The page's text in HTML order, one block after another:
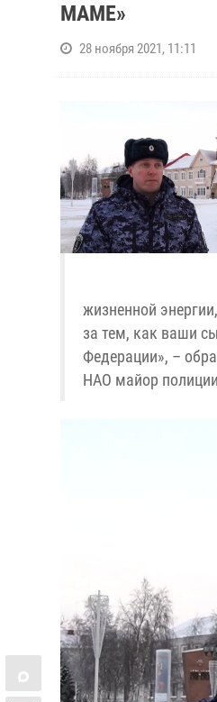
МАМЕ»
28 ноября 2021, 11:11
жизненной
за тем, как ваши
Федерации», –
НАО майор